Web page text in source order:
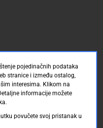
pojedinačnih podataka
stranice i između ostalog,
interesima. Klikom na
informacije možete
povučete svoj pristanak u